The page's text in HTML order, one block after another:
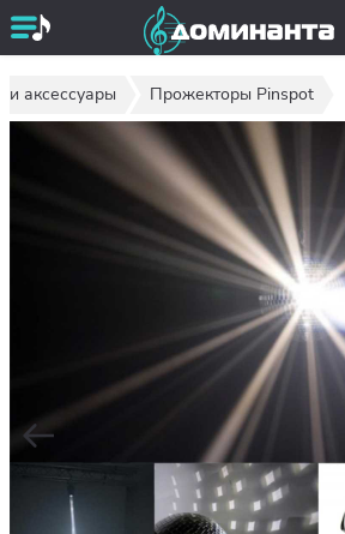
аксессуары Прожекторы Pinspot